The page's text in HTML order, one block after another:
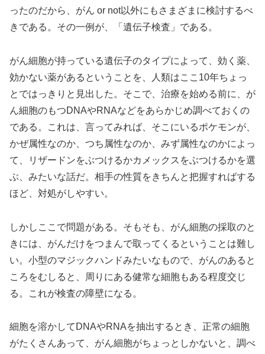
ったのだから、がん or not以外にもさまざまに検討するべ
きである。その一例が、「遺伝子検査」である。
がん細胞が持っている遺伝子のタイプによって、効く薬、
効かない薬があるということを、人類はここ10年ちょっ
とではっきりと見出した。そこで、治療を始める前に、が
ん細胞のもつDNAやRNAなどをあらかじめ調べておくの
である。これは、言ってみれば、そこにいるポケモンが、
かぜ属性なのか、つち属性なのか、みず属性なのかによっ
て、リザードンをぶつけるかカメックスをぶつけるかを選
ぶ、みたいな話だ。相手の性質をきちんと把握すればする
ほど、対処がしやすい。
しかしここで問題がある。そもそも、がん細胞の採取のと
きには、がんだけをつまんで取ってくるということは難し
い。小型のマジックハンドみたいなもので、がんのあると
ころをむしると、周りにある健常な細胞もある程度交じ
る。これが検査の障壁になる。
細胞を溶かしてDNAやRNAを抽出するとき、正常の細胞
がたくさんあって、がん細胞がちょっとしかないと、調べ